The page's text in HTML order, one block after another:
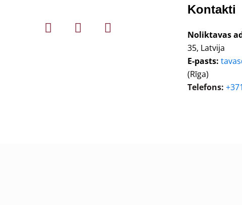
Kontakti
Noliktavas
35, Latvija
E-pasts:
(Rīga)
Telefons: